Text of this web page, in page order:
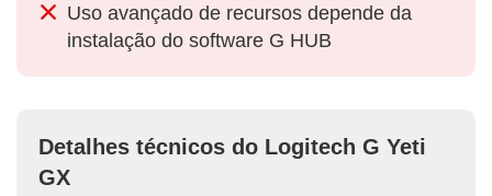
Uso avançado de recursos depende da
instalação do software G HUB
Detalhes técnicos do Logitech G Yeti
GX